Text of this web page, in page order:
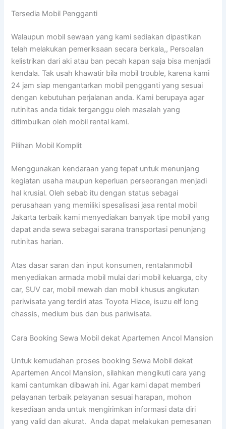
Tersedia Mobil Pengganti
Walaupun mobil sewaan yang kami sediakan dipastikan
telah melakukan pemeriksaan secara berkala,, Persoalan
kelistrikan dari aki atau ban pecah kapan saja bisa menjadi
kendala. Tak usah khawatir bila mobil trouble, karena kami
24 jam siap mengantarkan mobil pengganti yang sesuai
dengan kebutuhan perjalanan anda. Kami berupaya agar
rutinitas anda tidak terganggu oleh masalah yang
ditimbulkan oleh mobil rental kami.
Pilihan Mobil Komplit
Menggunakan kendaraan yang tepat untuk menunjang
kegiatan usaha maupun keperluan perseorangan menjadi
hal krusial. Oleh sebab itu dengan status sebagai
perusahaan yang memiliki spesalisasi jasa rental mobil
Jakarta terbaik kami menyediakan banyak tipe mobil yang
dapat anda sewa sebagai sarana transportasi penunjang
rutinitas harian.
Atas dasar saran dan input konsumen, rentalanmobil
menyediakan armada mobil mulai dari mobil keluarga, city
car, SUV car, mobil mewah dan mobil khusus angkutan
pariwisata yang terdiri atas Toyota Hiace, isuzu elf long
chassis, medium bus dan bus pariwisata.
Cara Booking Sewa Mobil dekat Apartemen Ancol Mansion
Untuk kemudahan proses booking Sewa Mobil dekat
Apartemen Ancol Mansion, silahkan mengikuti cara yang
kami cantumkan dibawah ini. Agar kami dapat memberi
pelayanan terbaik pelayanan sesuai harapan, mohon
kesediaan anda untuk mengirimkan informasi data diri
yang valid dan akurat. Anda dapat melakukan pemesanan